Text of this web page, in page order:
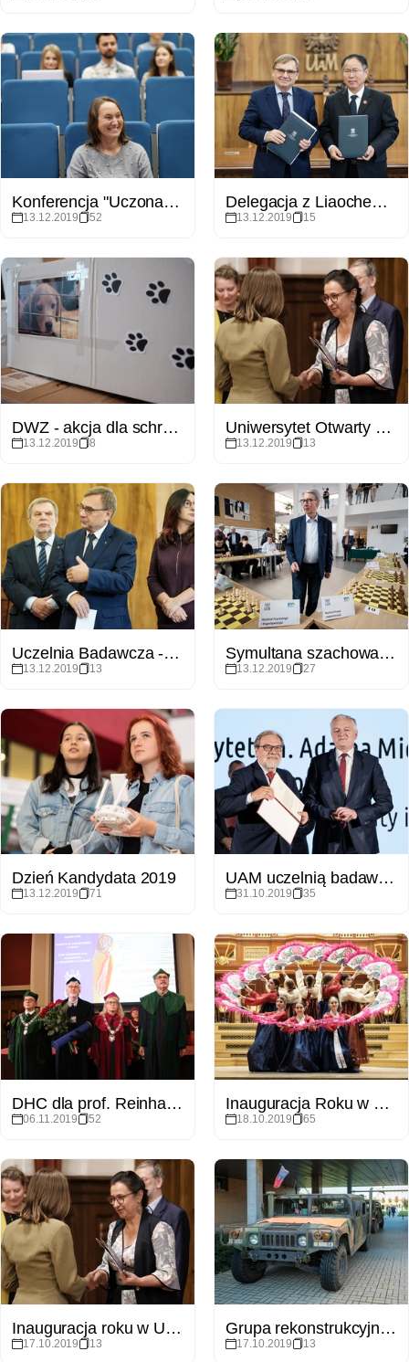
Konferencja "Uczona, badaczka, naukowczyni - feminatywy w dyskursie akademickim"
13.12.2019 52
Delegacja z Liaocheng University (Chiny)
13.12.2019 15
DWZ - akcja dla schroniska
13.12.2019 8
Uniwersytet Otwarty - inauguracja
13.12.2019 13
Uczelnia Badawcza - konferencja prasowa
13.12.2019 13
Symultana szachowa na UAM - Arcymistrz Włodzimierz Schmidt
13.12.2019 27
Dzień Kandydata 2019
13.12.2019 71
UAM uczelnią badawczą - wręczenie tytułu
31.10.2019 35
DHC dla prof. Reinharda Lührmanna
06.11.2019 52
Inauguracja Roku w Szkole Nauk o Języku i Literaturze
18.10.2019 65
Inauguracja roku w Uniwersytecie Otwartym UAM
17.10.2019 13
Grupa rekonstrukcyjna SRH 173rd na WNPiD
17.10.2019 13